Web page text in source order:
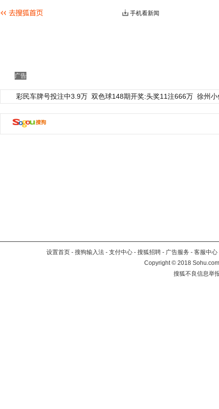
手机看新闻
广告
彩民车牌号投注中3.9万 双色球148期开奖:头奖11注666万 徐州
设置首页 - 搜狗输入法 - 支付中心 - 搜狐招聘 - 广告服务 - 客服中心
Copyright©2018
搜狐不良信息举